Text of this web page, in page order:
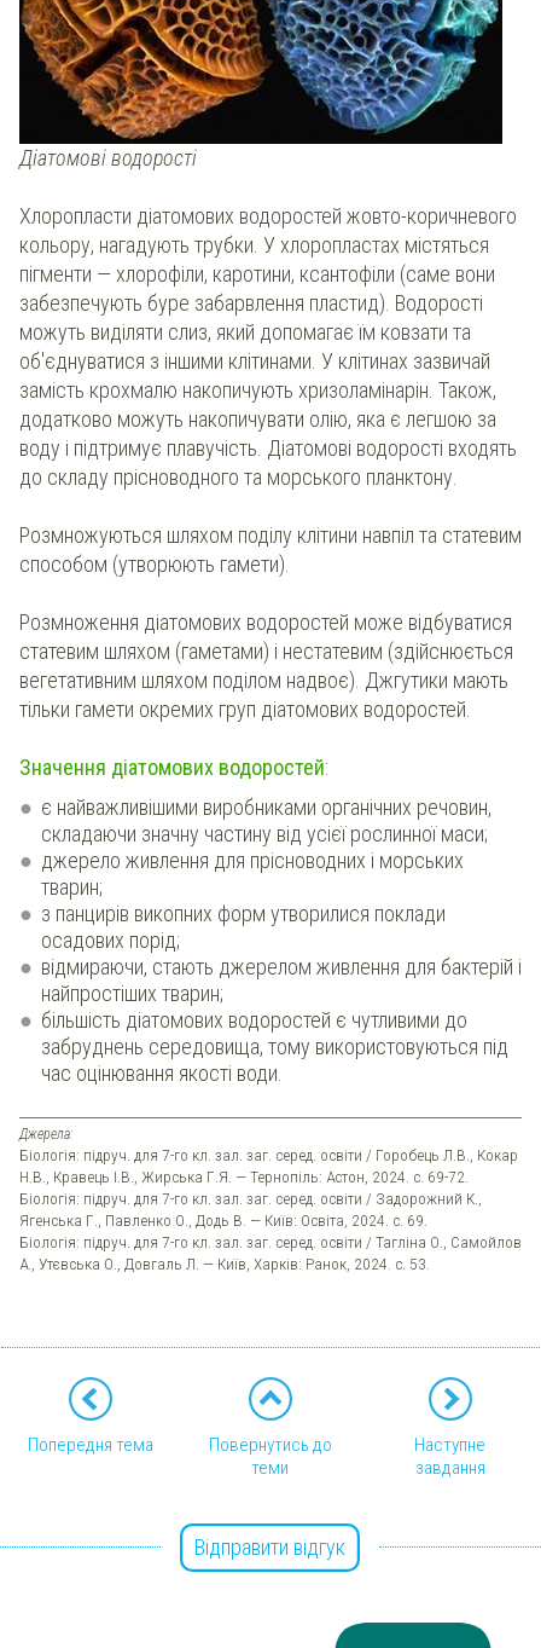
Діатомові водорості
Хлоропласти діатомових водоростей жовто-коричневого
кольору, нагадують трубки. У хлоропластах містяться
пігменти — хлорофіли, каротини, ксантофіли (саме вони
забезпечують буре забарвлення пластид). Водорості
можуть виділяти слиз, який допомагає їм ковзати та
об'єднуватися з іншими клітинами. У клітинах зазвичай
замість крохмалю накопичують хризоламінарін. Також,
додатково можуть накопичувати олію, яка є легшою за
воду і підтримує плавучість. Діатомові водорості входять
до складу прісноводного та морського планктону.
Розмножуються шляхом поділу клітини навпіл та статевим
способом (утворюють гамети).
Розмноження діатомових водоростей може відбуватися
статевим шляхом (гаметами) і нестатевим (здійснюється
вегетативним шляхом поділом надвоє). Джгутики мають
тільки гамети окремих груп діатомових водоростей.
Значення діатомових водоростей:
є найважливішими виробниками органічних речовин,
складаючи значну частину від усієї рослинної маси;
джерело живлення для прісноводних і морських
тварин;
з панцирів викопних форм утворилися поклади
осадових порід;
відмираючи, стають джерелом живлення для бактерій і
найпростіших тварин;
більшість діатомових водоростей є чутливими до
забруднень середовища, тому використовуються під
час оцінювання якості води.
Джерела:
Біологія: підруч. для 7-го кл. зал. заг. серед. освіти / Горобець Л.В., Кокар
Н.В., Кравець І.В., Жирська Г.Я. — Тернопіль: Астон, 2024. с. 69-72.
Біологія: підруч. для 7-го кл. зал. заг. серед. освіти / Задорожний К.,
Ягенська Г., Павленко О., Додь В. — Київ: Освіта, 2024. с. 69.
Біологія: підруч. для 7-го кл. зал. заг. серед. освіти / Тагліна О., Самойлов
А., Утєвська О., Довгаль Л. — Київ, Харків: Ранок, 2024. с. 53.
Попередня тема
Повернутись до
теми
Наступне
завдання
Відправити відгук